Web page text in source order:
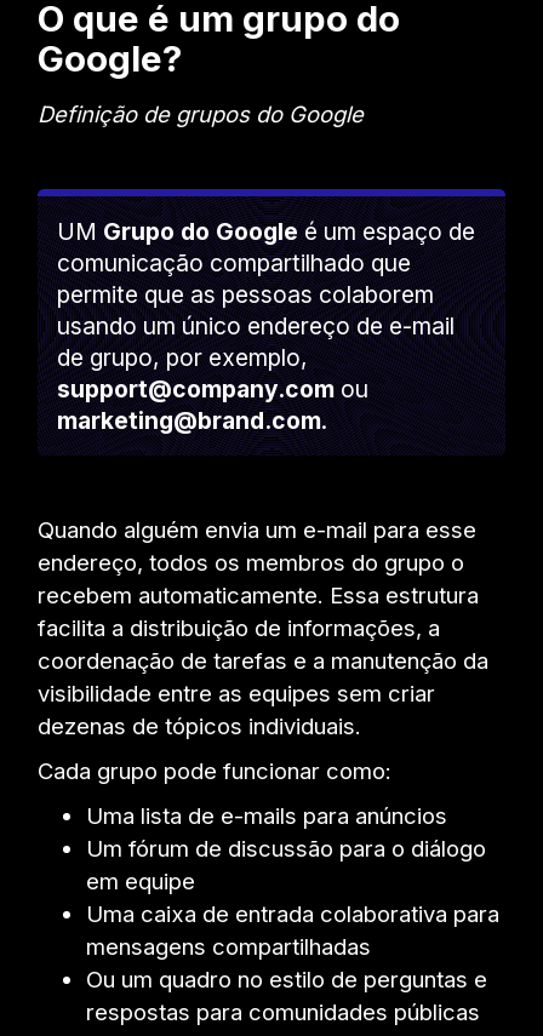
O que é um grupo do
Google?
Definição de grupos do Google
UMGrupo do Googleé um espaço de
comunicação compartilhado que
permite que as pessoas colaborem
usando um único endereço de e-mail
de grupo, por exemplo,
support@company.comou
marketing@brand.com.
Quando alguém envia um e-mail para esse
endereço, todos os membros do grupo o
recebem automaticamente. Essa estrutura
facilita a distribuição de informações, a
coordenação de tarefas e a manutenção da
visibilidade entre as equipes sem criar
dezenas de tópicos individuais.
Cada grupo pode funcionar como:
Uma lista de e-mails para anúncios
Um fórum de discussão para o diálogo
em equipe
Uma caixa de entrada colaborativa para
mensagens compartilhadas
Ou um quadro no estilo de perguntas e
respostas para comunidades públicas